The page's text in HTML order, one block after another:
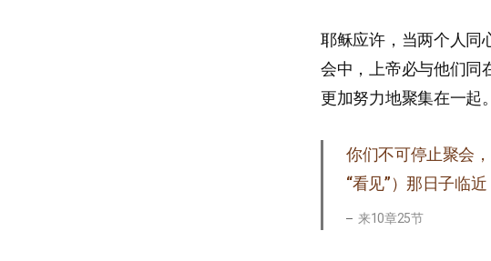
耶稣应许，当两个人同
会中，上帝必与他们同
更加努力地聚集在一起
你们不可停止聚会
“看见”）那日子临近
来10章25节